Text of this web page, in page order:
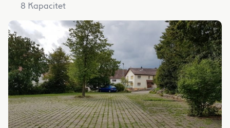
8 Kapacitet